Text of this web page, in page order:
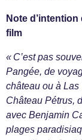
Note
film
« C’est pas
Pangée, de
château ou à Las
Château Pétrus,
avec Benjamin
plages